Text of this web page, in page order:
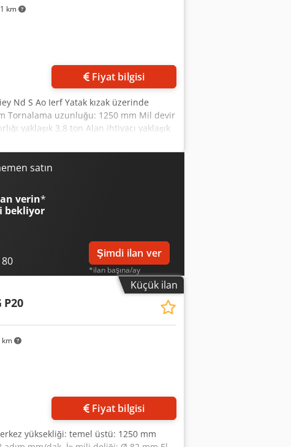
km
Fiyat bilgisi
Nd S Ao Ierf Yatak kızak üzerinde
Tornalama uzunluğu: 1250 mm Mil devir
yaklaşık 3,8 ton Alan ihtiyacı yaklaşık
ve dijital ekrana sahiptir.
satın
verin*
bekliyor
Şimdi ilan ver
*ilan başına/ay
Küçük ilan
P20
Fiyat bilgisi
yüksekliği: temel üstü: 1250 mm